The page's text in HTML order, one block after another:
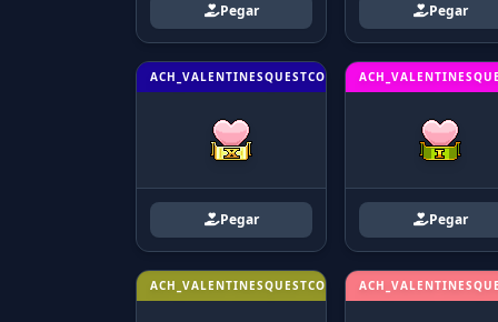
Pegar Pegar
ACH_VALENTINESQUESTCOMPLETED10
Pegar Pegar
ACH_VALENTINESQUESTCOMPLETED4